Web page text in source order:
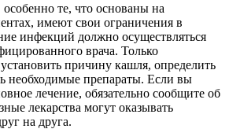
те, что основаны на
имеют свои ограничения в
инфекций должно осуществляться
врача. Только
причину кашля, определить
необходимые препараты. Если вы
лечение, обязательно сообщите об
лекарства могут оказывать
на друга.